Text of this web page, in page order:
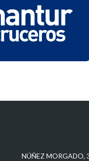
NÚÑEZ MORGADO,